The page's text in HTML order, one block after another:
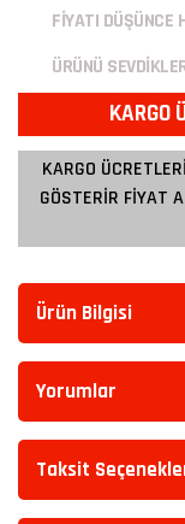
FİYATI DÜŞÜNCE
ÜRÜNÜ
KARGO
KARGO
GÖSTERİR FİYAT
Ürün Bilgisi
Yorumlar
Taksit